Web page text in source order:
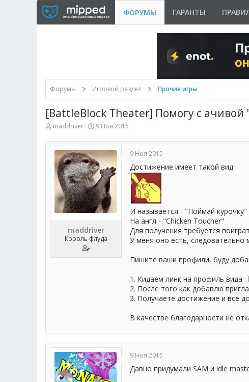
ФОРУМЫ ГАРАНТЫ
Форумы Игровой раздел Прочие игры
[BattleBlock Theater] Помогу с
А
т
о
е
maddriver
Д
т
а
н
а
ч
а
л
а
9 Ноя 2015
maddriver
Король флуда
9 Ноя 2015
Достижение имеет такой вид:
И называется - "Поймай курочку"
На англ - "Chicken Toucher"
Для получения требуется
У меня оно есть, следовательно
Пишите ваши профили, буду
1. Кидаем линк на профиль вида :
2. После того как добавлю
3. Получаете достижение и все
В качестве благодарности не
9 Ноя 2015
Давно придумали SAM и idle